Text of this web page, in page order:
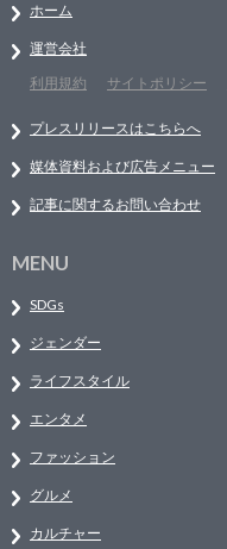
ホーム
運営会社
利用規約
サイトポリシー
プレスリリースはこちらへ
媒体資料および広告メニュー
記事に関するお問い合わせ
MENU
SDGs
ジェンダー
ライフスタイル
エンタメ
ファッション
グルメ
カルチャー